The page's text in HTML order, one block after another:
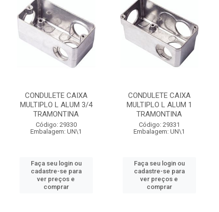
CONDULETE CAIXA
MULTIPLO L ALUM 3/4
TRAMONTINA
Código: 29330
Embalagem: UN\1
Faça seu login ou
cadastre-se para
ver preços e
comprar
CONDULETE CAIXA
MULTIPLO L ALUM 1
TRAMONTINA
Código: 29331
Embalagem: UN\1
Faça seu login ou
cadastre-se para
ver preços e
comprar